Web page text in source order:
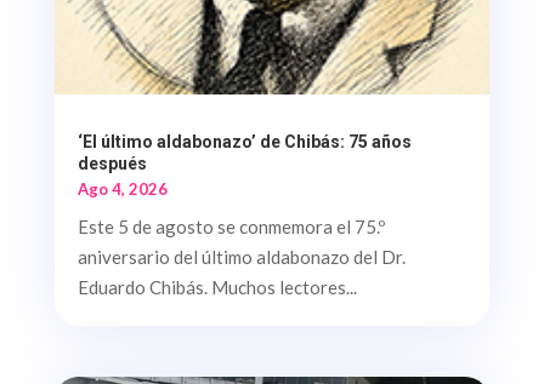
‘El último aldabonazo’ de Chibás: 75 años
después
Ago 4, 2026
Este 5 de agosto se conmemora el 75.º
aniversario del último aldabonazo del Dr.
Eduardo Chibás. Muchos lectores...